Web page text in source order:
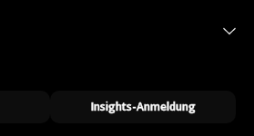
Insights-Anmeldung